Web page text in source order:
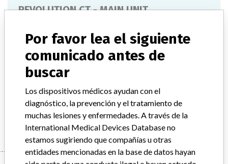
REVOLUTION CT - MAIN UNIT
Modelo / Serial
Model Catalog: 5590000 (Lot serial: > 10 contact manufacturer)
Descripción del producto
Manufacturer
GENERAL ELECTRIC CANADA (OPERATING AS GE
HEALTHCARE)
Por favor lea el siguiente
comunicado antes de
buscar
Los dispositivos médicos ayudan con el
diagnóstico, la prevención y el tratamiento de
muchas lesiones y enfermedades. A través de la
International Medical Devices Database no
estamos sugiriendo que compañías u otras
entidades mencionadas en la base de datos hayan